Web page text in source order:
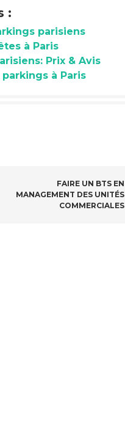
:
parisiens
à Paris
Prix & Avis
à Paris
FAIRE UN BTS EN
MANAGEMENT DES UNITÉS
COMMERCIALES